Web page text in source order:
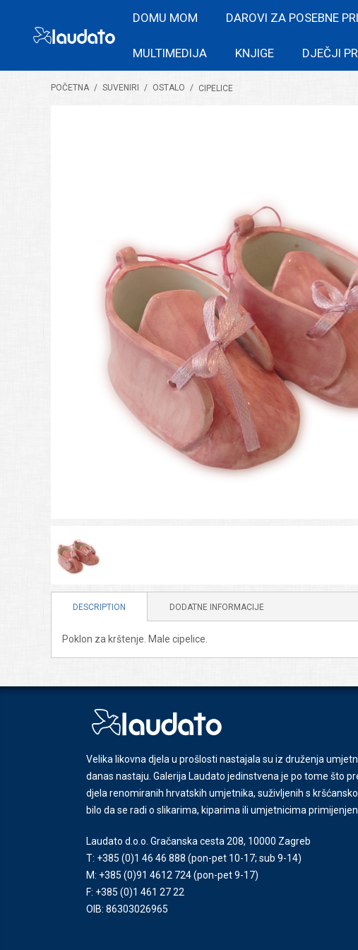
DOMU MOM DAROVI ZA POSEBNE
MULTIMEDIJA KNJIGE DJEČJI
POČETNA / SUVENIRI / OSTALO / CIPELICE
DESCRIPTION DODATNE INFORMACIJE
Poklon za krštenje. Male cipelice.
Velika likovna djela u prošlosti nastajala su iz druženja
danas nastaju. Galerija Laudato jedinstvena je po tome što
djela renomiranih hrvatskih umjetnika, suživljenih s
bilo da se radi o slikarima, kiparima ili umjetnicima
Laudato d.o.o. Gračanska cesta 208, 10000 Zagreb
T: +385 (0)1 46 46 888 (pon-pet 10-17; sub 9-14)
M: +385 (0)91 4612 724(pon-pet 9-17)
F: +385 (0)1 461 27 22
OIB: 86303026965